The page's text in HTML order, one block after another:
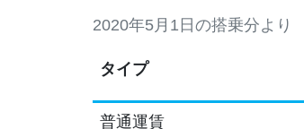
2020年5月1日の搭乗分より
タイプ
普通運賃